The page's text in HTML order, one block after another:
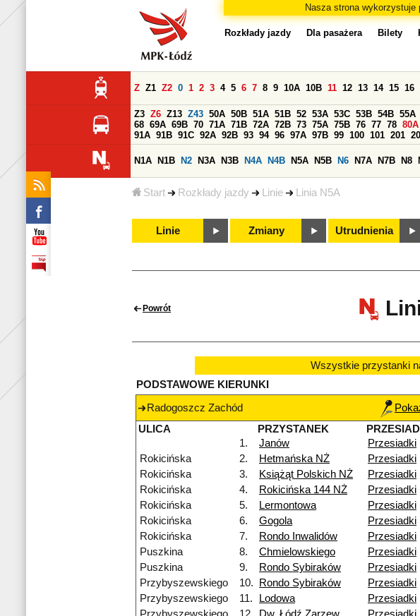
Nasza strona
Start Rozkłady jazdy Linie Linia N5A
Rozkłady jazdy Dla pasażera Bilety
Z Z1 Z2 0 1 2 3 4 5 6 7 8 9 10A 10B 11 12 13 14 15 16
Z3 Z6 Z13 Z43 50A 50B 51A 51B 52 53A 53C 53B 54B 55A
68 69A 69B 70 71A 71B 72A 72B 73 75A 75B 76 77 78 80A
91A 91B 91C 92A 92B 93 94 96 97A 97B 99 100 101 201
N1A N1B N2 N3A N3B N4A N4B N5A N5B N6 N7A N7B N8
Linie Zmiany Utrudnienia
Powrót
Wszystkie przystanki
PODSTAWOWE KIERUNKI
Radogoszcz Zachód
ULICA
PRZYSTANEK
1.
Janów
Przesiadki
Rokicińska
2. Hetmańska NŻ
Przesiadki
Rokicińska
3. Książąt Polskich NŻ
Przesiadki
Rokicińska
4. Rokicińska 144 NŻ
Przesiadki
Rokicińska
5. Lermontowa
Przesiadki
Rokicińska
6. Gogola
Przesiadki
Rokicińska
7. Rondo Inwalidów
Przesiadki
Puszkina
8. Chmielowskiego
Przesiadki
Puszkina
9. Rondo Sybiraków
Przesiadki
Przybyszewskiego
10. Rondo Sybiraków
Przesiadki
Przybyszewskiego
11. Lodowa
Przesiadki